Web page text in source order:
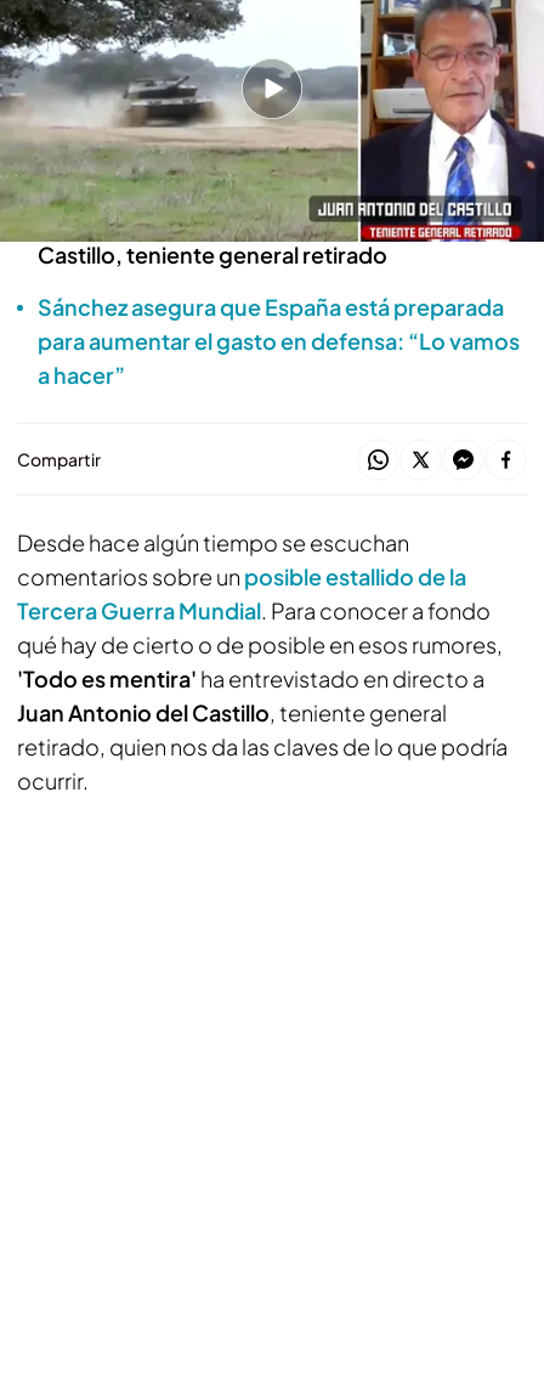
Todo es mentira
12 MAR 2025 - 16:31h.
¿Es posible el estallido de una Tercera Guerra
Mundial?
'TEM' entrevista en directo a Juan Antonio del
Castillo, teniente general retirado
Sánchez asegura que España está preparada
para aumentar el gasto en defensa: “Lo vamos
a hacer”
Compartir
Desde hace algún tiempo se escuchan
comentarios sobre un posible estallido de la
Tercera Guerra Mundial. Para conocer a fondo
qué hay de cierto o de posible en esos rumores,
'Todo es mentira' ha entrevistado en directo a
Juan Antonio del Castillo, teniente general
retirado, quien nos da las claves de lo que podría
ocurrir.